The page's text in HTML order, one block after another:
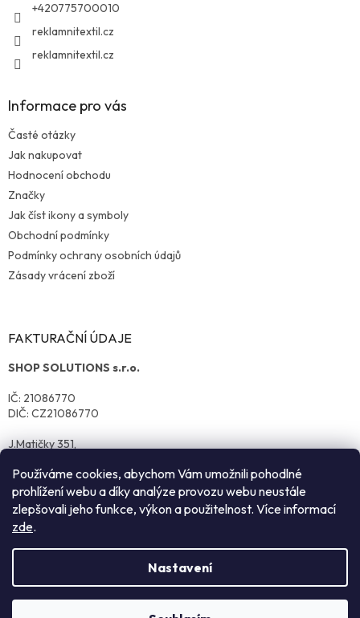
Používáme cookies, abychom Vám umožnili pohodlné
prohlížení webu a díky analýze provozu webu neustále
zlepšovali jeho funkce, výkon a použitelnost. Více informací
zde.
Nastavení
+420775700010
reklamnitextil.cz
reklamnitextil.cz
Informace pro vás
Časté otázky
Jak nakupovat
Hodnocení obchodu
Značky
Jak číst ikony a symboly
Obchodní podmínky
Podmínky ochrany osobních údajů
Zásady vrácení zboží
FAKTURAČNÍ ÚDAJE
SHOP SOLUTIONS s.r.o.
IČ: 21086770
DIČ: CZ21086770
J.Matičky 351,
Vytvořil Shoptet